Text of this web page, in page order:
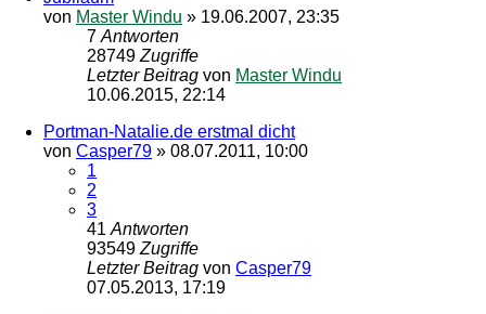
von Master Windu » 19.06.2007, 23:35
7 Antworten
28749 Zugriffe
Letzter Beitrag von Master Windu
10.06.2015, 22:14
Portman-Natalie.de erstmal dicht
von Casper79 » 08.07.2011, 10:00
1
2
3
41 Antworten
93549 Zugriffe
Letzter Beitrag von Casper79
07.05.2013, 17:19